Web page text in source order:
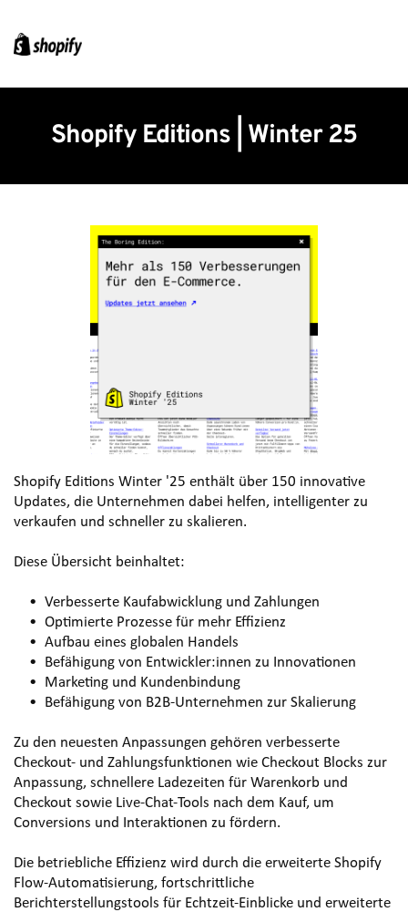
Shopify Editions | Winter 25
Shopify Editions Winter '25 enthält über 150 innovative
Updates, die Unternehmen dabei helfen, intelligenter zu
verkaufen und schneller zu skalieren.
Diese Übersicht beinhaltet:
Verbesserte Kaufabwicklung und Zahlungen
Optimierte Prozesse für mehr Effizienz
Aufbau eines globalen Handels
Befähigung von Entwickler:innen zu Innovationen
Marketing und Kundenbindung
Befähigung von B2B-Unternehmen zur Skalierung
Zu den neuesten Anpassungen gehören verbesserte
Checkout- und Zahlungsfunktionen wie Checkout Blocks zur
Anpassung, schnellere Ladezeiten für Warenkorb und
Checkout sowie Live-Chat-Tools nach dem Kauf, um
Conversions und Interaktionen zu fördern.
Die betriebliche Effizienz wird durch die erweiterte Shopify
Flow-Automatisierung, fortschrittliche
Berichterstellungstools für Echtzeit-Einblicke und erweiterte